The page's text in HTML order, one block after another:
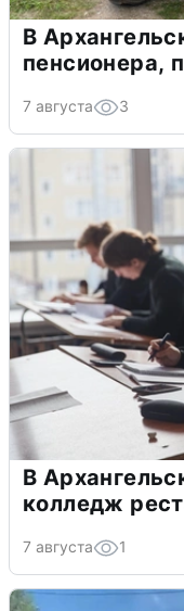
В
пенсионера,
7 августа 3
В
колледж
7 августа 1